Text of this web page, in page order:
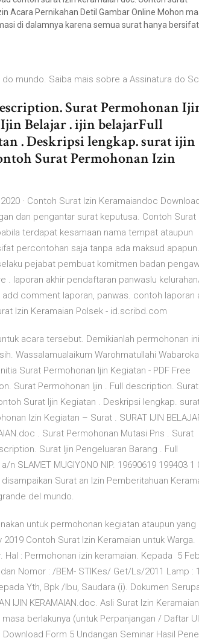
Acara Pernikahan Detil Gambar Online Mohon
di dalamnya karena semua surat hanya bersifat
mundo. Saiba mais sobre a Assinatura do
Surat Permohonan
Belajar . ijin belajarFull
. Deskripsi lengkap. surat ijin
Surat Permohonan Izin
· Contoh Surat Izin Keramaiandoc
dan pengantar surat keputusa. Contoh Surat
terdapat kesamaan nama tempat ataupun
percontohan saja tanpa ada maksud
pejabat pembuat komitmen badan
. laporan akhir pendaftaran panwaslu
comment laporan, panwas. contoh laporan
Izin Keramaian Polsek - id.scribd.com
acara tersebut. Demikianlah permohonan
Wassalamualaikum Warohmatullahi
Surat Permohonan Ijin Kegiatan - PDF Free
Surat Permohonan Ijin . Full description. Surat
Surat Ijin Kegiatan . Deskripsi lengkap.
Izin Kegiatan – Surat . SURAT IJIN
. Surat Permohonan Mutasi Pns . Surat
Surat Ijin Pengeluaran Barang . Full
SLAMET MUGIYONO NIP. 19690619 199403 1
Surat an Izin Pemberitahuan
del mundo.
untuk permohonan kegiatan ataupun yang
Contoh Surat Izin Keramaian untuk Warga.
: Permohonan izin keramaian. Kepada 5
Nomor : /BEM- STIKes/ Get/Ls/2011 Lamp : 1
Yth, Bpk /Ibu, Saudara (i). Dokumen
IJIN KERAMAIAN.doc. Asli Surat Izin Keramaian
berlakunya (untuk Perpanjangan / Daftar
Form 5 Undangan Seminar Hasil